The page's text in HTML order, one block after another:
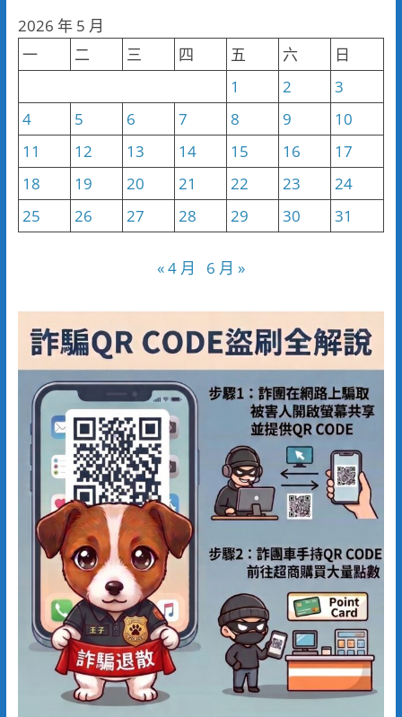
類
2026 年 5 月
一
二 三 四 五 六
日
1
2
3
4
5 6 7 8 9
10
11
12 13 14 15 16
17
18
19 20 21 22 23
24
25
26 27 28 29 30 31
« 4 月 6 月 »